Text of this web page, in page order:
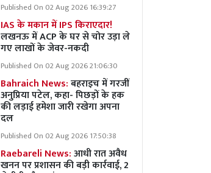
Published On 02 Aug 2026 16:39:27
IAS के मकान में IPS किराएदार!
लखनऊ में ACP के घर से चोर उड़ा ले
गए लाखों के जेवर-नकदी
Published On 02 Aug 2026 21:06:30
Bahraich News:बहराइच में गरजीं
अनुप्रिया पटेल, कहा- पिछड़ों के हक
की लड़ाई हमेशा जारी रखेगा अपना
दल
Published On 02 Aug 2026 17:50:38
Raebareli News:आधी रात अवैध
खनन पर प्रशासन की बड़ी कार्रवाई, 2